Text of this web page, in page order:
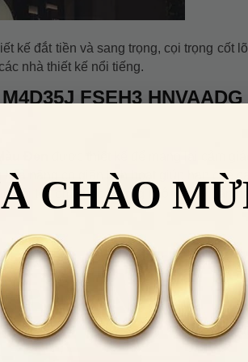
kế đắt tiền và sang trọng, cọi trọng cốt
nhà thiết kế nổi tiếng.
FSEH3 HNVAADG
Đen
năng co giãn linh hoạt giúp hạn chế
hồi tốt, ôm chắc nhưng không gây hằn
CHÀO